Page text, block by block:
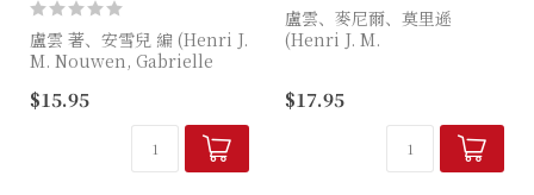
盧雲 著、安雪兒 編 (Henri J.
M. Nouwen, Gabrielle
跟從耶穌，現在就要撇下所
我要撇下一切去宣教...
$15.95
盧雲、麥尼爾、莫里遜
(Henri J. M.
Morrison) 著
我們如何在生活中，在這...
$17.95